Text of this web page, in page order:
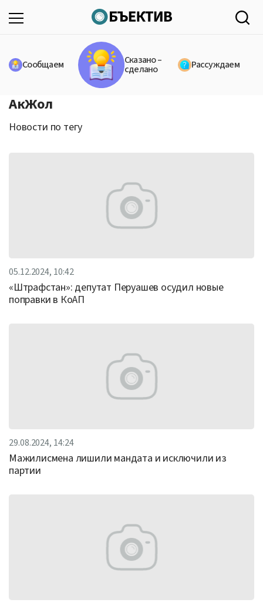
Сообщаем Сказано –
сделано Рассуждаем
АкЖол
Новости по тегу
05.12.2024, 10:42
«Штрафстан»: депутат Перуашев осудил новые
поправки в КоАП
29.08.2024, 14:24
Мажилисмена лишили мандата и исключили из
партии